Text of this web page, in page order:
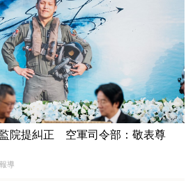
院提糾正 空軍司令部：敬表尊
導